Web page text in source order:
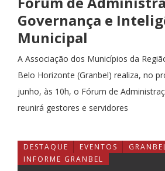
Governança e
Municipal
A Associação dos Municípios da
Belo Horizonte (Granbel) realiza, no
junho, às 10h, o Fórum de
reunirá gestores e servidores
DESTAQUE EVENTOS
INFORME GRANBEL